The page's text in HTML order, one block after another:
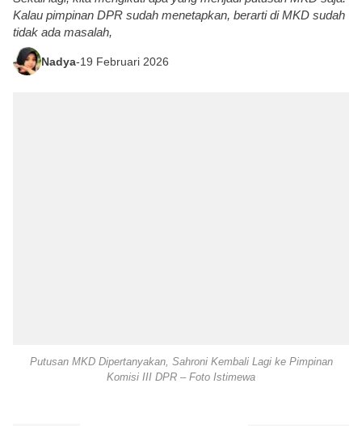
Kalau pimpinan DPR sudah menetapkan, berarti di MKD sudah
tidak ada masalah,
Nadya-19 Februari 2026
Putusan MKD Dipertanyakan, Sahroni Kembali Lagi ke Pimpinan
Komisi III DPR – Foto Istimewa